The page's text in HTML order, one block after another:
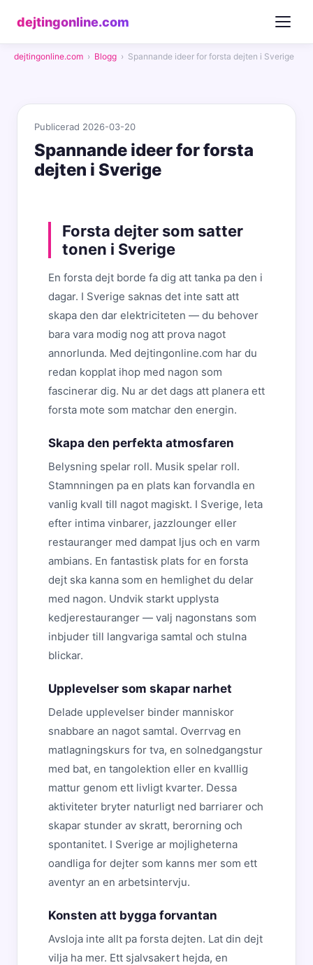
dejtingonline.com
dejtingonline.com › Blogg › Spannande ideer for forsta dejten i Sverige
Publicerad 2026-03-20
Spannande ideer for forsta
dejten i Sverige
Forsta dejter som satter
tonen i Sverige
En forsta dejt borde fa dig att tanka pa den i
dagar. I Sverige saknas det inte satt att
skapa den dar elektriciteten — du behover
bara vara modig nog att prova nagot
annorlunda. Med dejtingonline.com har du
redan kopplat ihop med nagon som
fascinerar dig. Nu ar det dags att planera ett
forsta mote som matchar den energin.
Skapa den perfekta atmosfaren
Belysning spelar roll. Musik spelar roll.
Stamnningen pa en plats kan forvandla en
vanlig kvall till nagot magiskt. I Sverige, leta
efter intima vinbarer, jazzlounger eller
restauranger med dampat ljus och en varm
ambians. En fantastisk plats for en forsta
dejt ska kanna som en hemlighet du delar
med nagon. Undvik starkt upplysta
kedjerestauranger — valj nagonstans som
inbjuder till langvariga samtal och stulna
blickar.
Upplevelser som skapar narhet
Delade upplevelser binder manniskor
snabbare an nagot samtal. Overrvag en
matlagningskurs for tva, en solnedgangstur
med bat, en tangolektion eller en kvalllig
mattur genom ett livligt kvarter. Dessa
aktiviteter bryter naturligt ned barriarer och
skapar stunder av skratt, berorning och
spontanitet. I Sverige ar mojligheterna
oandliga for dejter som kanns mer som ett
aventyr an en arbetsintervju.
Konsten att bygga forvantan
Avsloja inte allt pa forsta dejten. Lat din dejt
vilja ha mer. Ett sjalvsakert hejda, en